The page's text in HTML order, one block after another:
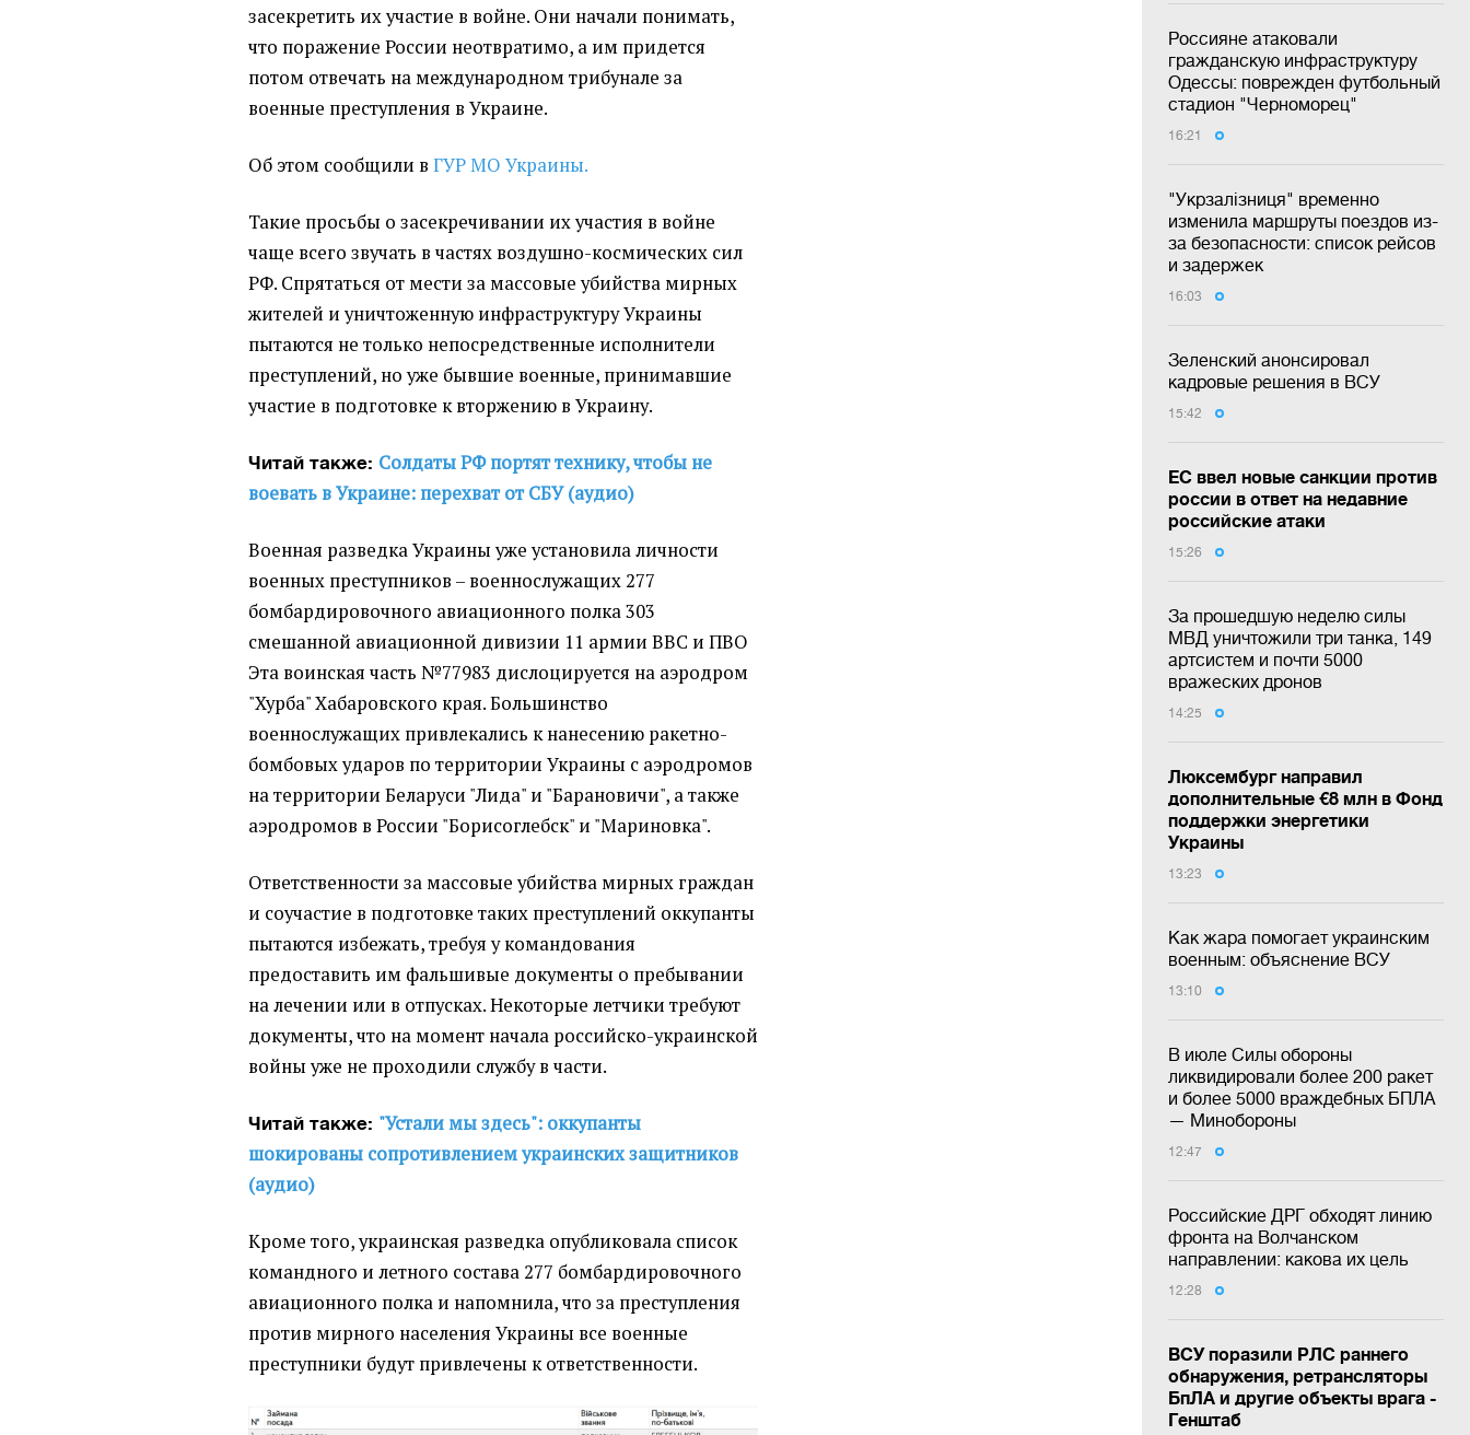
Россияне атаковали
гражданскую инфраструктуру
Одессы: поврежден футбольный
стадион "Черноморец"
16:21
"Укрзалізниця" временно
изменила маршруты поездов из-
за безопасности: список рейсов
и задержек
16:03
Зеленский анонсировал
кадровые решения в ВСУ
15:42
ЕС ввел новые санкции против
россии в ответ на недавние
российские атаки
15:26
За прошедшую неделю силы
МВД уничтожили три танка, 149
артсистем и почти 5000
вражеских дронов
14:25
Люксембург направил
дополнительные €8 млн в Фонд
поддержки энергетики
Украины
13:23
Как жара помогает украинским
военным: объяснение ВСУ
13:10
В июле Силы обороны
ликвидировали более 200 ракет
и более 5000 враждебных БПЛА
— Минобороны
12:47
Российские ДРГ обходят линию
фронта на Волчанском
направлении: какова их цель
12:28
ВСУ поразили РЛС раннего
обнаружения, ретрансляторы
БпЛА и другие объекты врага -
Генштаб
засекретить их участие в войне. Они начали понимать,
что поражение России неотвратимо, а им придется
потом отвечать на международном трибунале за
военные преступления в Украине.
Об этом сообщили вГУР МО Украины.
Такие просьбы о засекречивании их участия в войне
чаще всего звучать в частях воздушно-космических сил
РФ. Спрятаться от мести за массовые убийства мирных
жителей и уничтоженную инфраструктуру Украины
пытаются не только непосредственные исполнители
преступлений, но уже бывшие военные, принимавшие
участие в подготовке к вторжению в Украину.
Читай также: Солдаты РФ портят технику, чтобы не
воевать в Украине: перехват от СБУ (аудио)
Военная разведка Украины уже установила личности
военных преступников – военнослужащих 277
бомбардировочного авиационного полка 303
смешанной авиационной дивизии 11 армии ВВС и ПВО
Эта воинская часть №77983 дислоцируется на аэродром
"Хурба" Хабаровского края. Большинство
военнослужащих привлекались к нанесению ракетно-
бомбовых ударов по территории Украины с аэродромов
на территории Беларуси "Лида" и "Барановичи", а также
аэродромов в России "Борисоглебск" и "Мариновка".
Ответственности за массовые убийства мирных граждан
и соучастие в подготовке таких преступлений оккупанты
пытаются избежать, требуя у командования
предоставить им фальшивые документы о пребывании
на лечении или в отпусках. Некоторые летчики требуют
документы, что на момент начала российско-украинской
войны уже не проходили службу в части.
Читай также: "Устали мы здесь": оккупанты
шокированы сопротивлением украинских защитников
(аудио)
Кроме того, украинская разведка опубликовала список
командного и летного состава 277 бомбардировочного
авиационного полка и напомнила, что за преступления
против мирного населения Украины все военные
преступники будут привлечены к ответственности.